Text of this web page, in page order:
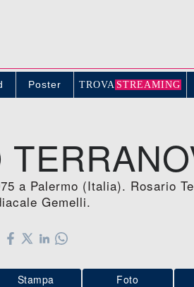
Poster TROVA STREAMING
a Palermo (Italia). Rosario
Gemelli.
Stampa Foto